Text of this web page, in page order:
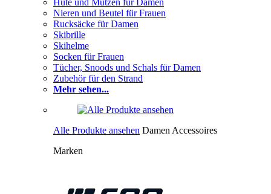
Hüte und Mützen für Damen
Nieren und Beutel für Frauen
Rucksäcke für Damen
Skibrille
Skihelme
Socken für Frauen
Tücher, Snoods und Schals für Damen
Zubehör für den Strand
Mehr sehen...
Alle Produkte ansehen Damen Accessoires
Marken